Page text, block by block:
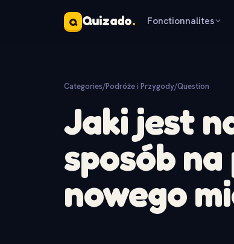
Q Quizado. Fonctionnalites
Categories/Podróże i Przygody/Question
Jaki jest
sposób
nowego